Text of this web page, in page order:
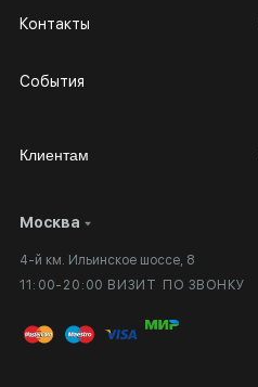
Москва
4-й км. Ильинское шоссе, 8
11:00-20:00 ВИЗИТ ПО ЗВОНКУ
Контакты
События
Клиентам
Личный кабинет
Вопросы и ответы
Публичная оферта
Сотрудничество
Выставка в галерее